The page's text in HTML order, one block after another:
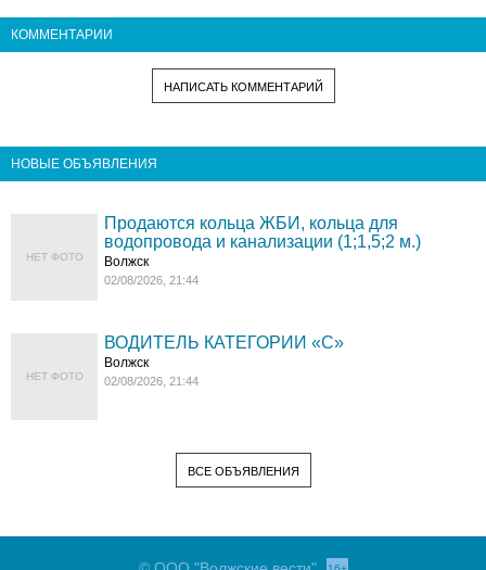
КОММЕНТАРИИ
НАПИСАТЬ КОММЕНТАРИЙ
НОВЫЕ ОБЪЯВЛЕНИЯ
НЕТ ФОТО
Продаются кольца ЖБИ, кольца для
водопровода и канализации (1;1,5;2 м.)
Волжск
02/08/2026, 21:44
НЕТ ФОТО
ВОДИТЕЛЬ КАТЕГОРИИ «C»
Волжск
02/08/2026, 21:44
ВСЕ ОБЪЯВЛЕНИЯ